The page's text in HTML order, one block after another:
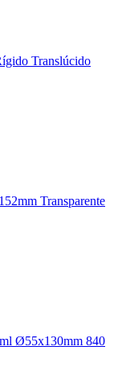
Translúcido
Transparente
Ø55x130mm 840